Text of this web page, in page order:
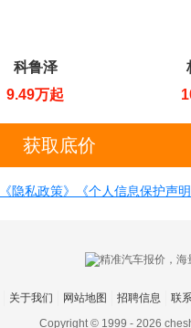
科鲁泽
9.49万起
《隐私政策》 《个人信息保护声
关于我们 网站地图 招聘信息
联
Copyright © 1999 - 2026